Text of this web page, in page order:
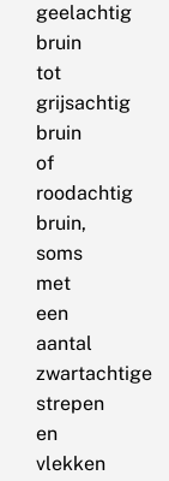
geelachtig
bruin
tot
grijsachtig
bruin
of
roodachtig
bruin,
soms
met
een
aantal
zwartachtige
strepen
en
vlekken